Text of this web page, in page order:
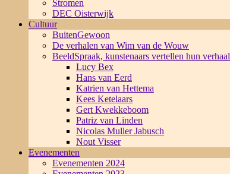
Stromen
DEC Oisterwijk
Cultuur
BuitenGewoon
De verhalen van Wim van de Wouw
BeeldSpraak, kunstenaars vertellen hun verhaal
Lucy Bex
Hans van Eerd
Katrien van Hettema
Kees Ketelaars
Gert Kwekkeboom
Patriz van Linden
Nicolas Muller Jabusch
Nout Visser
Evenementen
Evenementen 2024